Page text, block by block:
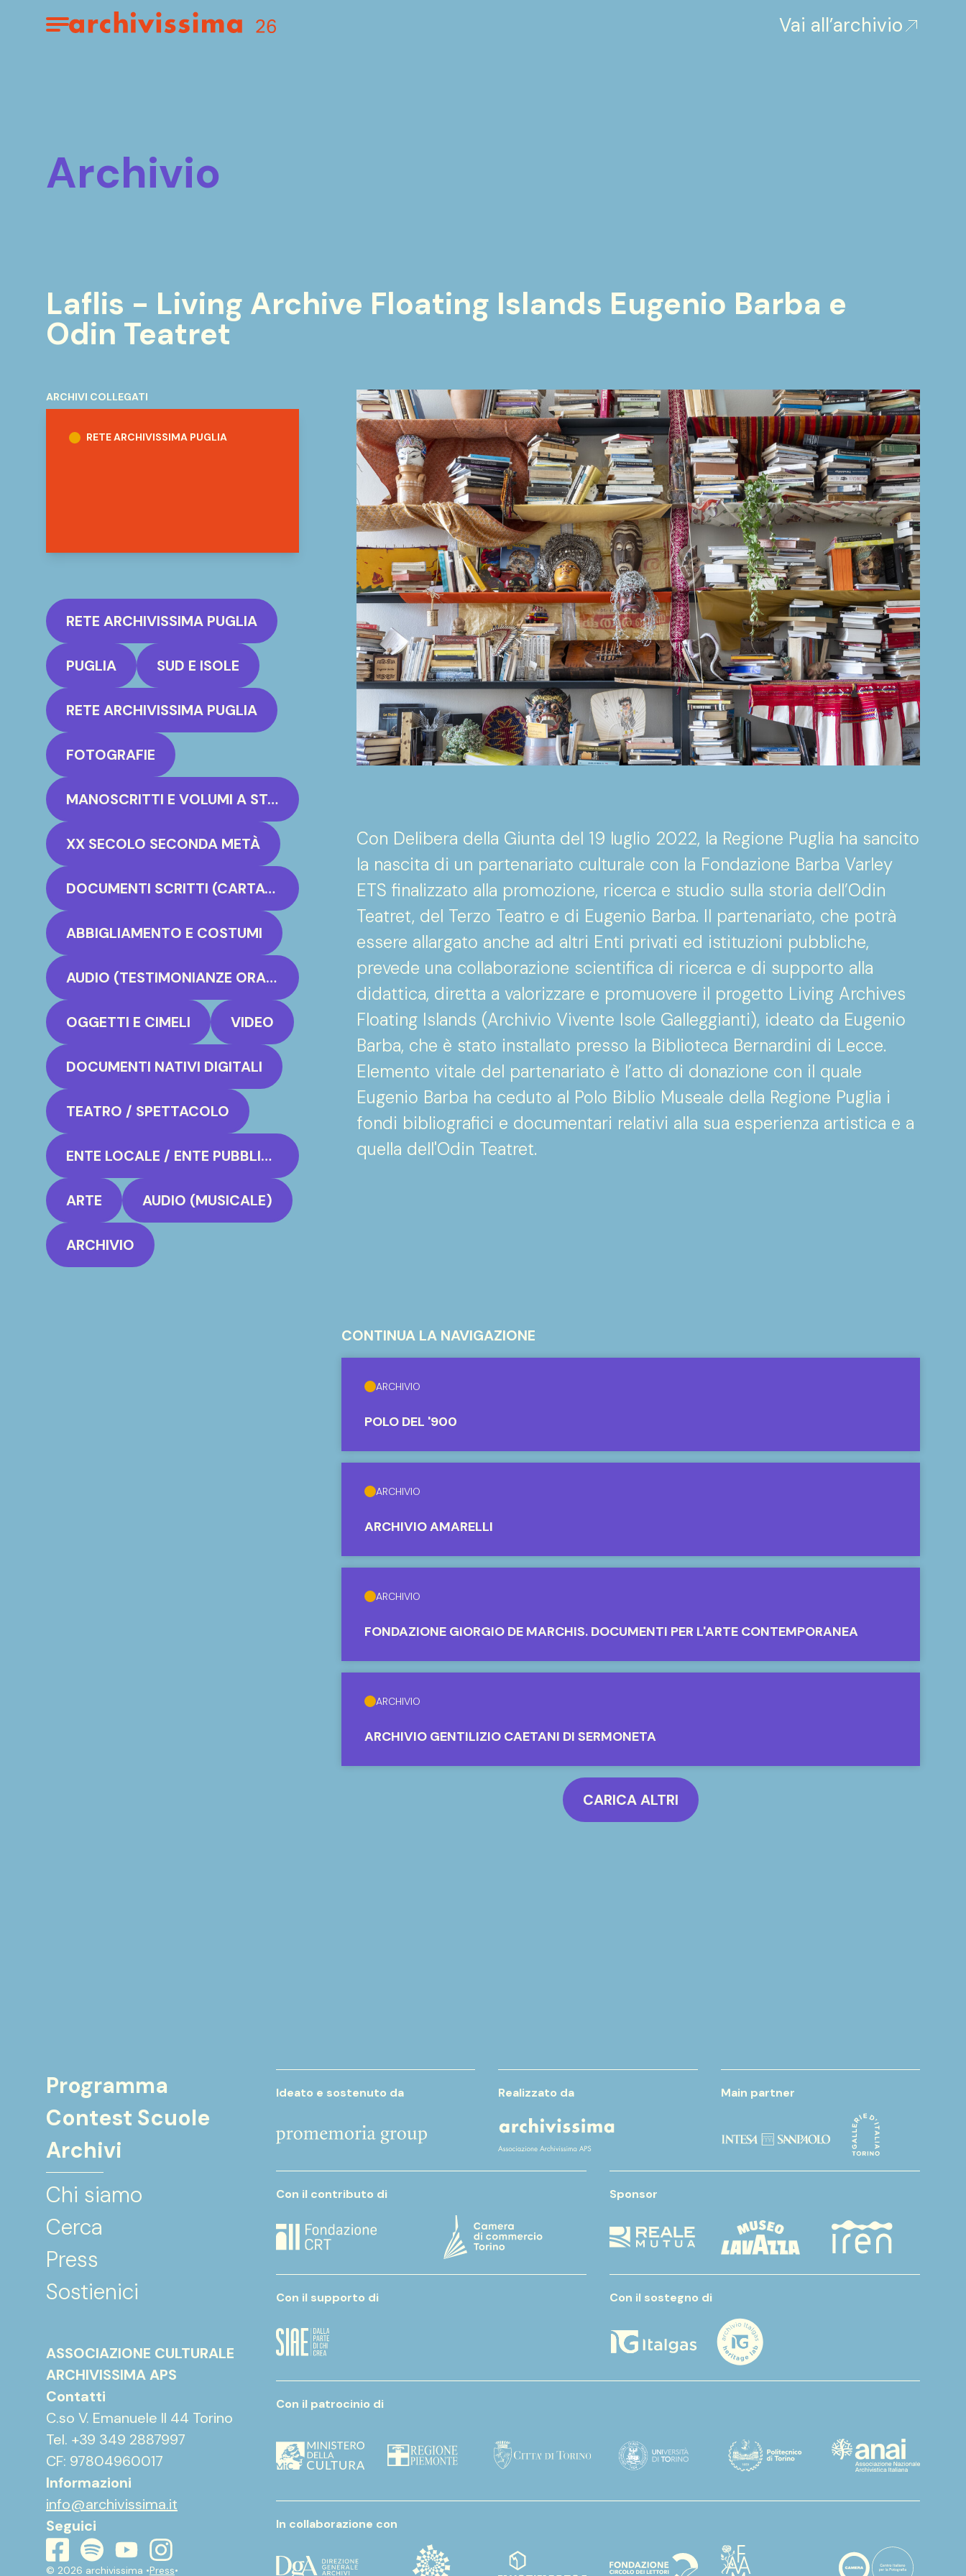
Home page
Apri il menu Vai all’archivio
archivio
Laflis - Living Archive Floating Islands Eugenio Barba e
Odin Teatret
ARCHIVI COLLEGATI
RETE ARCHIVISSIMA PUGLIA
RETE ARCHIVISSIMA PUGLIA
PUGLIA SUD E ISOLE
RETE ARCHIVISSIMA PUGLIA
FOTOGRAFIE
MANOSCRITTI E VOLUMI A STAMPA
XX SECOLO SECONDA METÀ
DOCUMENTI SCRITTI (CARTACEO, PERGAMENA)
ABBIGLIAMENTO E COSTUMI
AUDIO (TESTIMONIANZE ORALI)
OGGETTI E CIMELI VIDEO
DOCUMENTI NATIVI DIGITALI
TEATRO / SPETTACOLO
ENTE LOCALE / ENTE PUBBLICO
ARTE AUDIO (MUSICALE)
ARCHIVIO
Con Delibera della Giunta del 19 luglio 2022, la Regione Puglia ha sancito
la nascita di un partenariato culturale con la Fondazione Barba Varley
ETS finalizzato alla promozione, ricerca e studio sulla storia dell’Odin
Teatret, del Terzo Teatro e di Eugenio Barba. Il partenariato, che potrà
essere allargato anche ad altri Enti privati ed istituzioni pubbliche,
prevede una collaborazione scientifica di ricerca e di supporto alla
didattica, diretta a valorizzare e promuovere il progetto Living Archives
Floating Islands (Archivio Vivente Isole Galleggianti), ideato da Eugenio
Barba, che è stato installato presso la Biblioteca Bernardini di Lecce.
Elemento vitale del partenariato è l’atto di donazione con il quale
Eugenio Barba ha ceduto al Polo Biblio Museale della Regione Puglia i
fondi bibliografici e documentari relativi alla sua esperienza artistica e a
quella dell'Odin Teatret.
CONTINUA LA NAVIGAZIONE
ARCHIVIO
POLO DEL '900
ARCHIVIO
ARCHIVIO AMARELLI
ARCHIVIO
FONDAZIONE GIORGIO DE MARCHIS. DOCUMENTI PER L'ARTE CONTEMPORANEA
ARCHIVIO
ARCHIVIO GENTILIZIO CAETANI DI SERMONETA
CARICA ALTRI
Programma
Contest Scuole
Archivi
Chi siamo
Cerca
Press
Sostienici
ASSOCIAZIONE CULTURALE
ARCHIVISSIMA APS
Contatti
C.so V. Emanuele II 44 Torino
Tel. +39 349 2887997
CF: 97804960017
Informazioni
info@archivissima.it
Seguici
spotifyyoutubeinstagram
© 2026 archivissima •Press•
Ideato e sostenuto da Realizzato da Main partner
Con il contributo di Sponsor
Con il supporto di Con il sostegno di
Con il patrocinio di
In collaborazione con